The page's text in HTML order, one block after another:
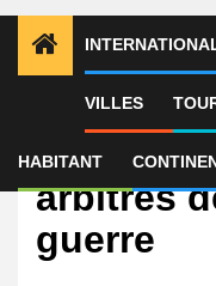
VILLES
HABITANT
International
Iran : les
arbitres
guerre